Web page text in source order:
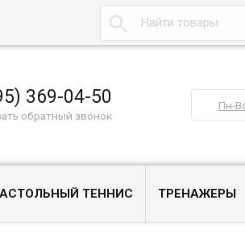

369-04-50
обратный звонок
Пн-
ТЕННИС ТРЕНАЖЕРЫ